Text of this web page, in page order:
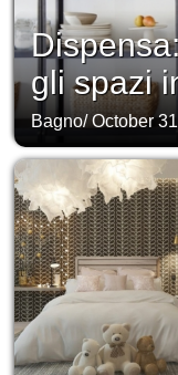
gli spazi
Bagno/October